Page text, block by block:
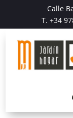
Calle
T. +34